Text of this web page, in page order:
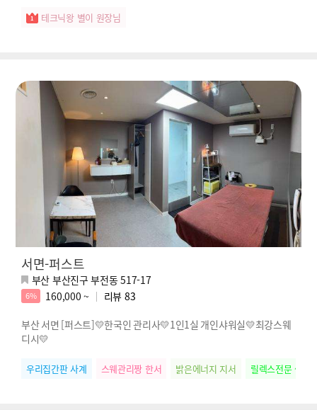
테크닉왕 별이 원장님
서면-퍼스트
부산 부산진구 부전동 517-17
6% 160,000 ~ 리뷰 83
부산 서면 [퍼스트]💛한국인 관리사💛1인1실 개인샤워실💛최강스웨
디시💛
우리집간판 사계 스웨관리짱 한서 밝은에너지 지서 릴렉스전문 썸머